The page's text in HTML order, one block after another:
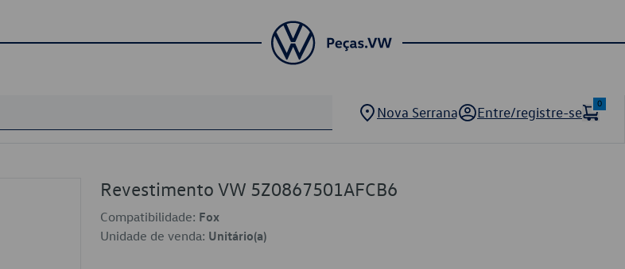
Nova Serrana Entre/registre-se
0
Revestimento VW 5Z0867501AFCB6
Compatibilidade: Fox
Unidade de venda: Unitário(a)